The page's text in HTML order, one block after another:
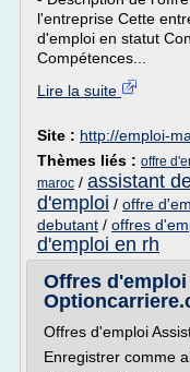
l'entreprise Cette
d'emploi en statut
Compétences...
Lire la suite
Site : http://emploi-
Thèmes liés : offre
maroc / assistant
d'emploi / offre
debutant / offres
d'emploi en rh
Offres d'emploi
Offres d'emploi
Enregistrer comme